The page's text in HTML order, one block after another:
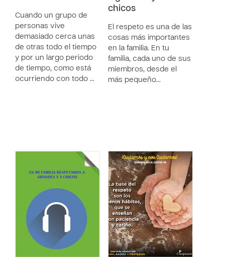
Cuando un grupo de
personas vive
demasiado cerca unas
de otras todo el tiempo
y por un largo periodo
de tiempo, como está
ocurriendo con todo …
chicos
El respeto es una de las
cosas más importantes
en la familia. En tu
familia, cada uno de sus
miembros, desde el
más pequeño…